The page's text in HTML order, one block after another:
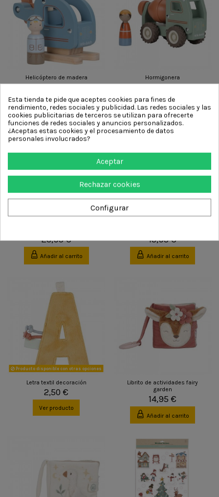
Helicóptero de madera
9,99 €
Añadir al carrito
Hormigonera
9,99 €
Añadir al carrito
23,95 €
Añadir al carrito
15,95 €
Añadir al carrito
Producto disponible con otras opciones
Letra textil decoración
2,50 €
Ver producto
Librito de actividades fairy
garden
14,95 €
Añadir al carrito
Esta tienda te pide que aceptes cookies para fines de
rendimiento, redes sociales y publicidad. Las redes sociales y las
cookies publicitarias de terceros se utilizan para ofrecerte
funciones de redes sociales y anuncios personalizados.
¿Aceptas estas cookies y el procesamiento de datos
personales involucrados?
Aceptar
Rechazar cookies
Configurar